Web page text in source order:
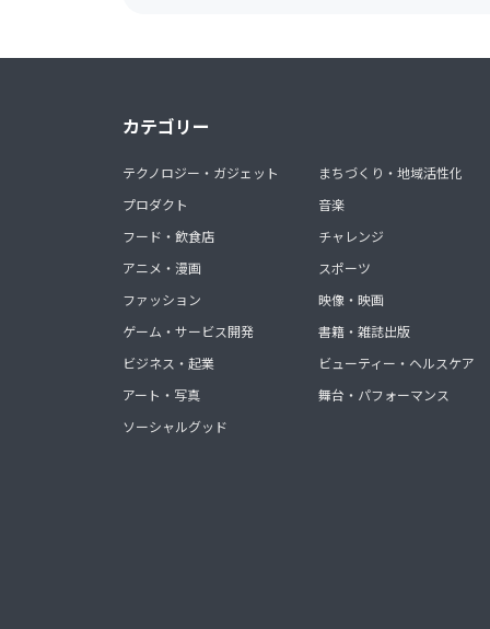
カテゴリー
テクノロジー・ガジェット
プロダクト
フード・飲食店
アニメ・漫画
ファッション
ゲーム・サービス開発
ビジネス・起業
アート・写真
ソーシャルグッド
まちづくり・地域活性化
音楽
チャレンジ
スポーツ
映像・映画
書籍・雑誌出版
ビューティー・ヘルスケア
舞台・パフォーマンス